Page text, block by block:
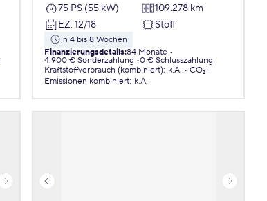
75 PS (55 kW)
109.278 km
EZ: 12/18 Stoff
in 4 bis 8 Wochen
Finanzierungsdetails:84 Monate
4.900 € Sonderzahlung 0 € Schlusszahlung
Kraftstoffverbrauch (kombiniert): k.A.
CO₂-
Emissionen kombiniert: k.A.